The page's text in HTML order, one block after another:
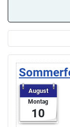
August
Montag
10